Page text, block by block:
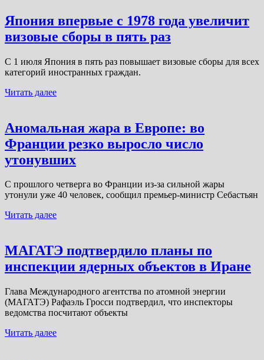
Япония впервые с 1978 года увеличит
визовые сборы в пять раз
С 1 июля Япония в пять раз повышает визовые сборы для всех
категорий иностранных граждан.
Читать далее
Аномальная жара в Европе: во
Франции резко выросло число
утонувших
С прошлого четверга во Франции из-за сильной жары
утонули уже 40 человек, сообщил премьер-министр Себастьян
Читать далее
МАГАТЭ подтвердило планы по
инспекции ядерных объектов в Иране
Глава Международного агентства по атомной энергии
(МАГАТЭ) Рафаэль Гросси подтвердил, что инспекторы
ведомства посчитают объекты
Читать далее